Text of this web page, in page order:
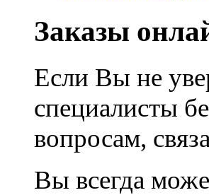
Заказы
Если Вы не
специалисты
вопросам,
Вы всегда